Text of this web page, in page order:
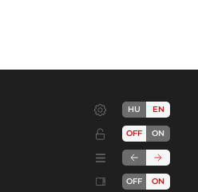
HU EN
OFF ON
OFF ON